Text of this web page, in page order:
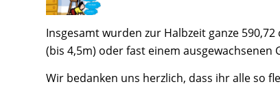
Insgesamt wurden zur Halbzeit ganze
(bis 4,5m) oder fast einem ausgewachsenen
Wir bedanken uns herzlich, dass ihr alle so